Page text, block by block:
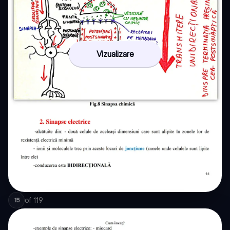
Vizualizare
15 of 119